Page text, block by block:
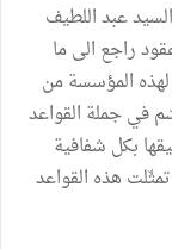
عبد اللطيف
راجع الى ما
المؤسسة من
في جملة القواعد
بكل شفافية
هذه القواعد